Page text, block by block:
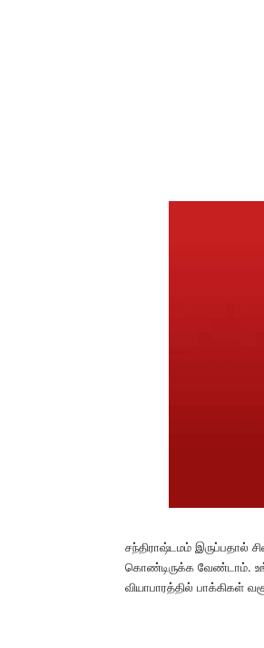
சந்திராஷ்டமம் இருப்பதால்
கொண்டிருக்க வேண்டாம்.
வியாபாரத்தில் பாக்கிகள்